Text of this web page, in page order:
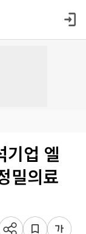
기업 엘
밀의료